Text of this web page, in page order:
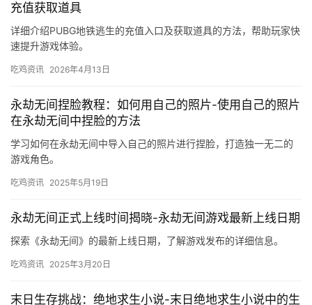
充值获取道具
详细介绍PUBG地铁逃生的充值入口及获取道具的方法，帮助玩家快
速提升游戏体验。
吃鸡资讯 2026年4月13日
永劫无间捏脸教程：如何用自己的照片-使用自己的照片
在永劫无间中捏脸的方法
学习如何在永劫无间中导入自己的照片进行捏脸，打造独一无二的
游戏角色。
吃鸡资讯 2025年5月19日
永劫无间正式上线时间揭晓-永劫无间游戏最新上线日期
探索《永劫无间》的最新上线日期，了解游戏发布的详细信息。
吃鸡资讯 2025年3月20日
末日生存挑战：绝地求生小说-末日绝地求生小说中的生